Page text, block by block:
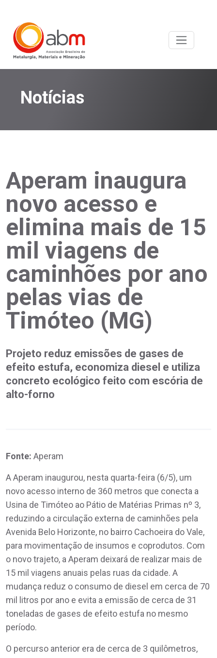
Notícias
Aperam inaugura
novo acesso e
elimina mais de 15
mil viagens de
caminhões por ano
pelas vias de
Timóteo (MG)
Projeto reduz emissões de gases de
efeito estufa, economiza diesel e utiliza
concreto ecológico feito com escória de
alto-forno
Fonte: Aperam
A Aperam inaugurou, nesta quarta-feira (6/5), um
novo acesso interno de 360 metros que conecta a
Usina de Timóteo ao Pátio de Matérias Primas nº 3,
reduzindo a circulação externa de caminhões pela
Avenida Belo Horizonte, no bairro Cachoeira do Vale,
para movimentação de insumos e coprodutos. Com
o novo trajeto, a Aperam deixará de realizar mais de
15 mil viagens anuais pelas ruas da cidade. A
mudança reduz o consumo de diesel em cerca de 70
mil litros por ano e evita a emissão de cerca de 31
toneladas de gases de efeito estufa no mesmo
período.
O percurso anterior era de cerca de 3 quilômetros,